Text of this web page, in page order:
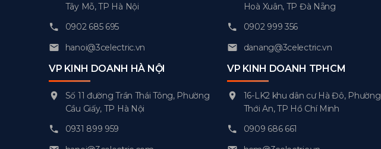
Tây Mỗ, TP Hà Nội
0902 685 695
hanoi@3celectric.vn
VP KINH DOANH HÀ NỘI
Số 11 đường Trần Thái Tông, Phường
Cầu Giấy, TP Hà Nội
0931 899 959
Hoà Xuân, TP Đà Nẵng
0902 999 356
danang@3celectric.vn
VP KINH DOANH TPHCM
16-LK2 khu dân cư Hà Đô, Phường
Thới An, TP Hồ Chí Minh
0909 686 661